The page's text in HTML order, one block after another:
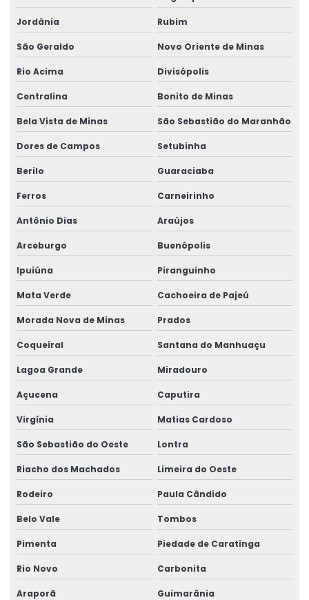
Jordânia Rubim
São Geraldo Novo Oriente de Minas
Rio Acima Divisópolis
Centralina Bonito de Minas
Bela Vista de Minas São Sebastião do Maranhão
Dores de Campos Setubinha
Berilo Guaraciaba
Ferros Carneirinho
Antônio Dias Araújos
Arceburgo Buenópolis
Ipuiúna Piranguinho
Mata Verde Cachoeira de Pajeú
Morada Nova de Minas Prados
Coqueiral Santana do Manhuaçu
Lagoa Grande Miradouro
Açucena Caputira
Virgínia Matias Cardoso
São Sebastião do Oeste Lontra
Riacho dos Machados Limeira do Oeste
Rodeiro Paula Cândido
Belo Vale Tombos
Pimenta Piedade de Caratinga
Rio Novo Carbonita
Araporã Guimarânia